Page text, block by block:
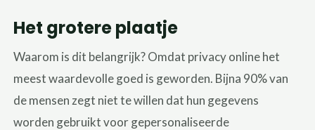
Het grotere plaatje
Waarom is dit belangrijk? Omdat privacy online het
meest waardevolle goed is geworden. Bijna 90% van
de mensen zegt niet te willen dat hun gegevens
worden gebruikt voor gepersonaliseerde